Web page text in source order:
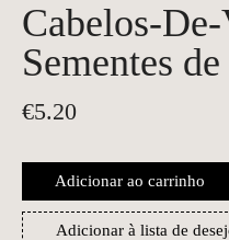
Cabelos-
Sementes
€5.20
Adicionar ao carrinho
Adicionar à lista de